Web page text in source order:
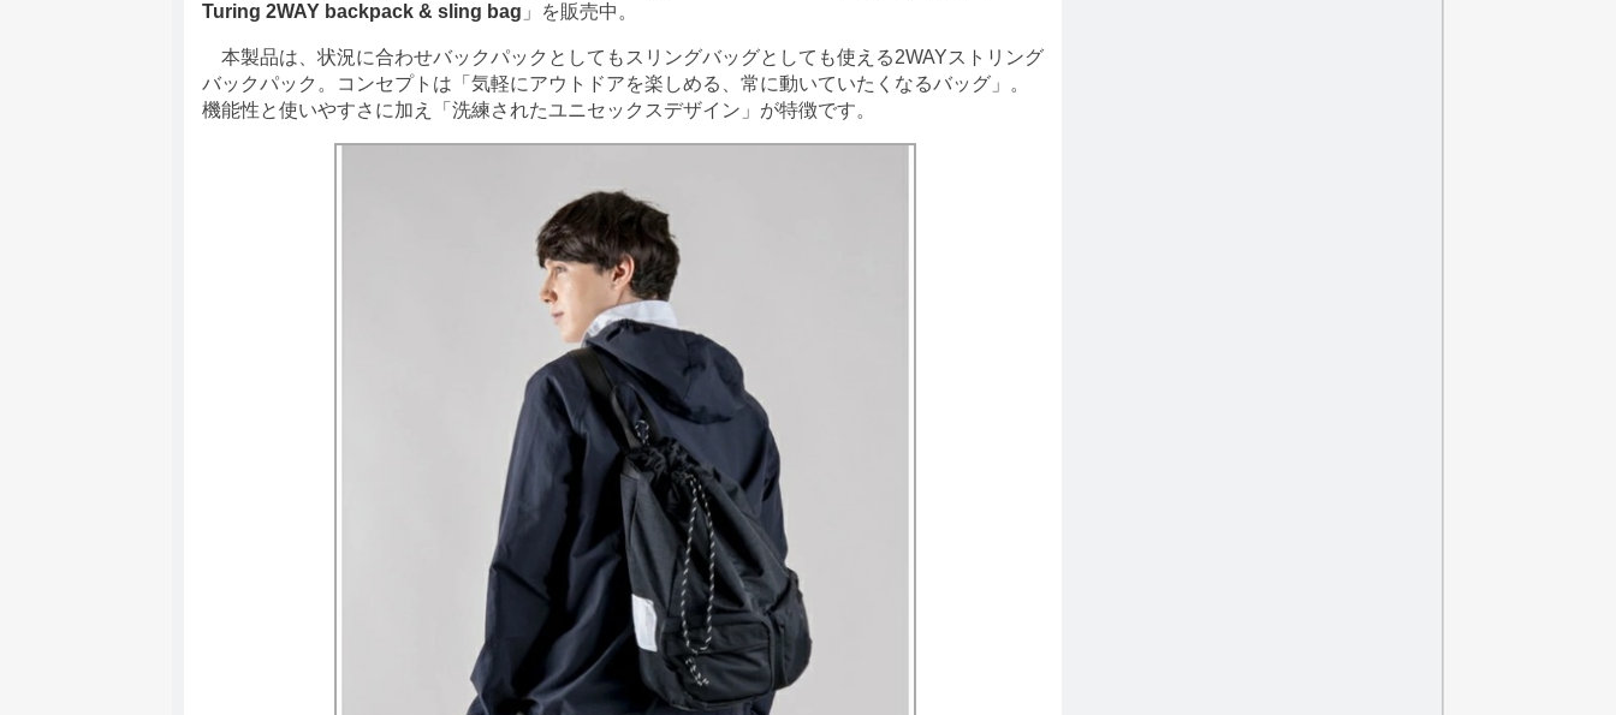
Turing 2WAY backpack & sling bag 」を販売中。
本製品は、状況に合わせバックパックとしてもスリングバッグとしても使える2WAYストリング
バックパック。コンセプトは「気軽にアウトドアを楽しめる、常に動いていたくなるバッグ」。
機能性と使いやすさに加え「洗練されたユニセックスデザイン」が特徴です。